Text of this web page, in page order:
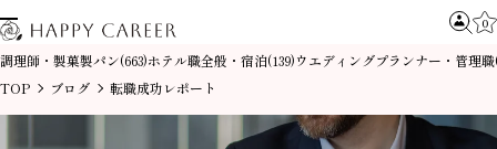
0
調理師・製菓製パン(663)ホテル職全般・宿泊(139)ウエディングプランナー・管理職
TOP ブログ 転職成功レポート